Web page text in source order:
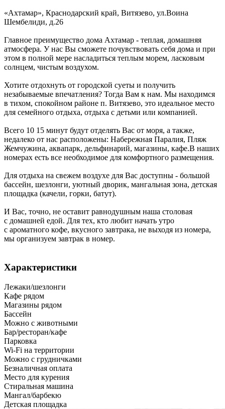
«Ахтамар», Краснодарский край, Витязево, ул.Воина
Шембелиди, д.26
Главное преимущество дома Ахтамар - теплая, домашняя
атмосфера. У нас Вы сможете почувствовать себя дома и при
этом в полной мере насладиться теплым морем, ласковым
солнцем, чистым воздухом.
Хотите отдохнуть от городской суеты и получить
незабываемые впечатления? Тогда Вам к нам. Мы находимся
в тихом, спокойном районе п. Витязево, это идеальное место
для семейного отдыха, отдыха с детьми или компанией.
Всего 10 15 минут будут отделять Вас от моря, а также,
недалеко от нас расположены: Набережная Паралия, Пляж
Жемчужина, аквапарк, дельфинарий, магазины, кафе.В наших
номерах есть все необходимое для комфортного размещения.
Для отдыха на свежем воздухе для Вас доступны - большой
бассейн, шезлонги, уютный дворик, мангальная зона, детская
площадка (качели, горки, батут).
И Вас, точно, не оставит равнодушным наша столовая
с домашней едой. Для тех, кто любит начать утро
с ароматного кофе, вкусного завтрака, не выходя из номера,
мы организуем завтрак в номер.
Характеристики
Лежаки/шезлонги
Кафе рядом
Магазины рядом
Бассейн
Можно с животными
Бар/ресторан/кафе
Парковка
Wi-Fi на территории
Можно с грудничками
Безналичная оплата
Место для курения
Стиральная машина
Мангал/барбекю
Детская площадка